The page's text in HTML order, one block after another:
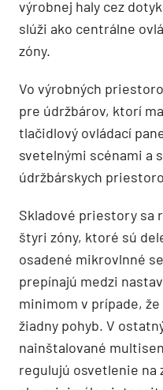
výrobnej haly cez
slúži ako centrálne
zóny.
Vo výrobných
pre údržbárov, ktorí
tlačidlový ovládací
svetelnými scénami a
údržbárskych
Skladové priestory sa
štyri zóny, ktoré sú
osadené mikrovlnné
prepínajú medzi
minimom v prípade,
žiadny pohyb. V
nainštalované
regulujú osvetlenie na